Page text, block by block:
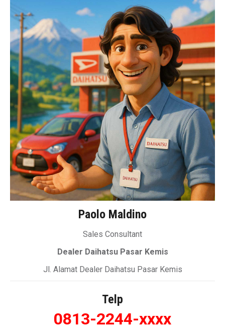
Paolo Maldino
Sales Consultant
Dealer Daihatsu Pasar Kemis
Jl. Alamat Dealer Daihatsu Pasar Kemis
Telp
0813-2244-xxxx